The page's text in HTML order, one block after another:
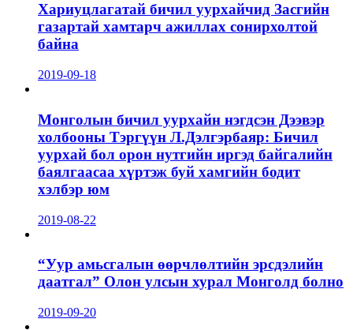
Хариуцлагатай бичил уурхайчид Засгийн
газартай хамтарч ажиллах сонирхолтой
байна
2019-09-18
Монголын бичил уурхайн нэгдсэн Дээвэр
холбооны Тэргүүн Л.Дэлгэрбаяр: Бичил
уурхай бол орон нутгийн иргэд байгалийн
баялгаасаа хүртэж буй хамгийн бодит
хэлбэр юм
2019-08-22
“Уур амьсгалын өөрчлөлтийн эрсдэлийн
даатгал” Олон улсын хурал Монголд болно
2019-09-20